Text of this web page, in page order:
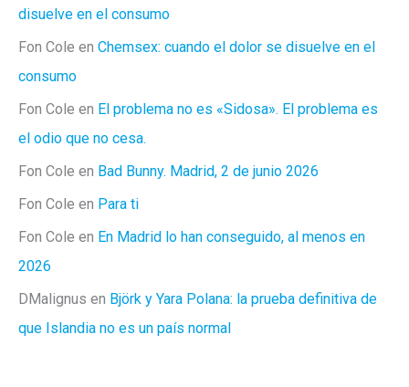
disuelve en el consumo
Fon Cole en Chemsex: cuando el dolor se disuelve en el
consumo
Fon Cole en El problema no es «Sidosa». El problema es
el odio que no cesa.
Fon Cole en Bad Bunny. Madrid, 2 de junio 2026
Fon Cole en Para ti
Fon Cole en En Madrid lo han conseguido, al menos en
2026
DMalignus en Björk y Yara Polana: la prueba definitiva de
que Islandia no es un país normal